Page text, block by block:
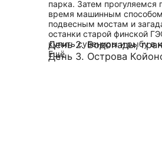
парка. Затем
время машинным
подвесным мостам и
останки старой финской
купить сувениры и рыбу в
Ещё
День 2. Водопады,
День 3. Острова